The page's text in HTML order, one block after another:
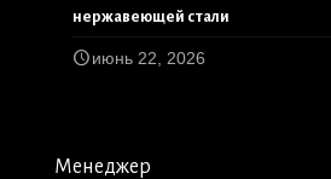
нержавеющей стали
июнь 22, 2026
Менеджер